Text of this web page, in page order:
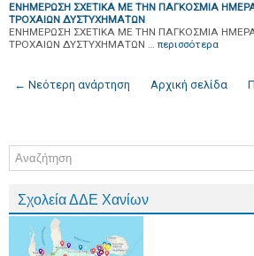
ΕΝΗΜΕΡΩΣΗ ΣΧΕΤΙΚΑ ΜΕ ΤΗΝ ΠΑΓΚΟΣΜΙΑ
ΤΡΟΧΑΙΩΝ ΔΥΣΤΥΧΗΜΑΤΩΝ
ΕΝΗΜΕΡΩΣΗ ΣΧΕΤΙΚΑ ΜΕ ΤΗΝ ΠΑΓΚΟΣΜΙΑ
ΤΡΟΧΑΙΩΝ ΔΥΣΤΥΧΗΜΑΤΩΝ … περισσότερα
← Νεότερη ανάρτηση Αρχική σελίδα
Σχολεία ΔΔΕ Χανίων